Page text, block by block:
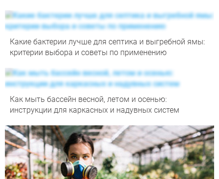
Какие бактерии лучше для септика и выгребной ямы:
критерии выбора и советы по применению
Как мыть бассейн весной, летом и осенью:
инструкции для каркасных и надувных систем